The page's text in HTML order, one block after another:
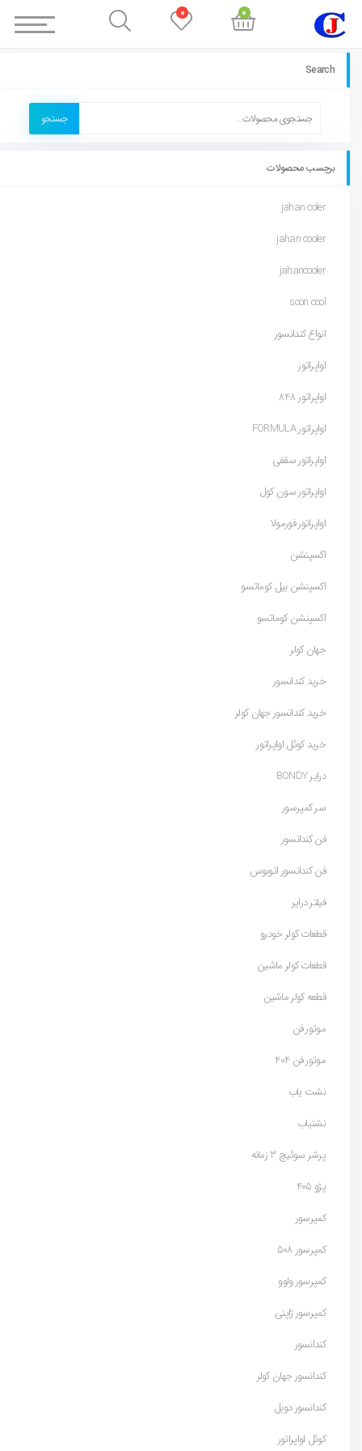
Search
جستجو
برچسب محصولات
jahan coler
jahan cooler
jahancooler
soon cool
انواع کندانسور
اواپراتور
اواپراتور 848
اواپراتور FORMULA
اواپراتور سقفی
اواپراتور سون کول
اواپراتور فورمولا
اکسپنشن
اکسپنشن بیل کوماتسو
اکسپنشن کوماتسو
جهان کولر
خرید کندانسور
خرید کندانسور جهان کولر
خرید کوئل اواپراتور
درایر BONDY
سر کمپرسور
فن کندانسور
فن کندانسور اتوبوس
فیلتر درایر
قطعات کولر خودرو
قطعات کولر ماشین
قطعه کولر ماشین
موتور فن
موتور فن 404
نشت یاب
نشتیاب
پرشر سوئیچ 3 زمانه
پژو 405
کمپرسور
کمپرسور 508
کمپرسور ولوو
کمپرسور ژاپنی
کندانسور
کندانسور جهان کولر
کندانسور دوبل
کوئل اواپراتور
0
0